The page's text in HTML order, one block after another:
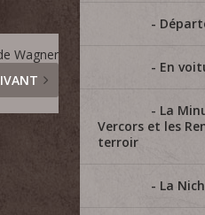
Wagner
En
La
Vercors et les
terroir
La